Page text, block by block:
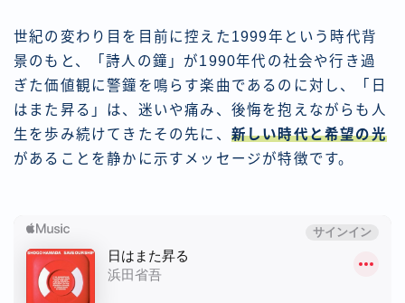
世紀の変わり目を目前に控えた1999年という時代背
景のもと、「詩人の鐘」が1990年代の社会や行き過
ぎた価値観に警鐘を鳴らす楽曲であるのに対し、「日
はまた昇る」は、迷いや痛み、後悔を抱えながらも人
生を歩み続けてきたその先に、 新しい時代と希望の光
があることを静かに示すメッセージが特徴です。